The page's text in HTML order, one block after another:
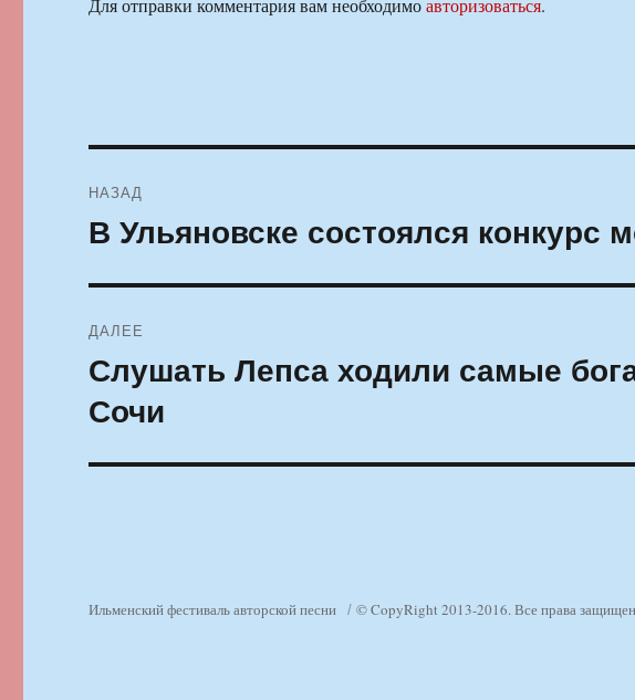
Для отправки комментария вам необходимоавторизоваться.
по
НАЗАД
Предыдущая
В Ульяновске состоялся конкурс
ДАЛЕЕ
Следующая
запись:
Слушать Лепса ходили самые
Сочи
Ильменский фестиваль авторской песни © CopyRight 2013-2016. Все права